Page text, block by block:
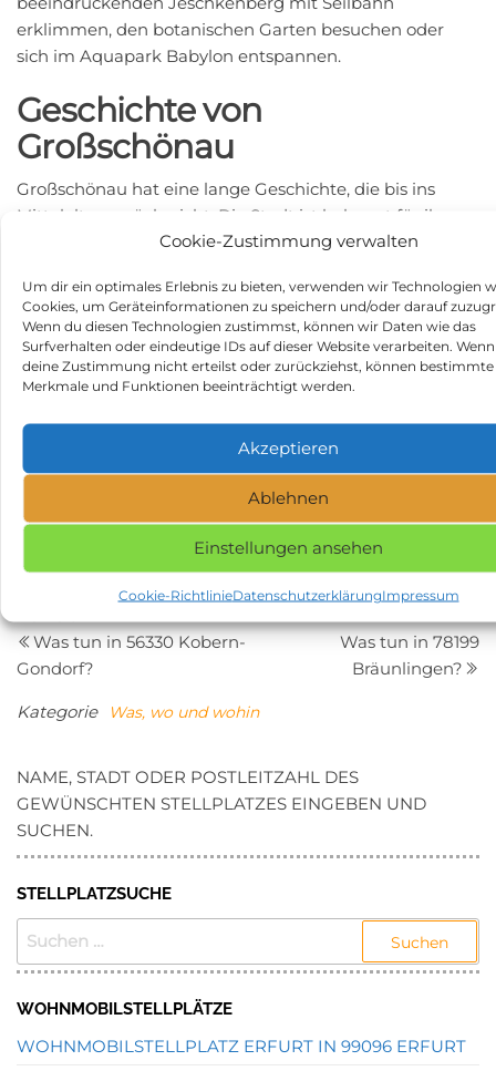
Cookie-Zustimmung verwalten
Um dir ein optimales Erlebnis zu bieten, verwenden wir Technologien
Cookies, um Geräteinformationen zu speichern und/oder darauf
Wenn du diesen Technologien zustimmst, können wir Daten wie das
Surfverhalten oder eindeutige IDs auf dieser Website verarbeiten.
deine Zustimmung nicht erteilst oder zurückziehst, können bestimmte
Merkmale und Funktionen beeinträchtigt werden.
Akzeptieren
Ablehnen
Einstellungen ansehen
Cookie-RichtlinieDatenschutzerklärungImpressum
erklimmen, den botanischen Garten besuchen oder
sich im Aquapark Babylon entspannen.
Geschichte von
Großschönau
Großschönau hat eine lange Geschichte, die bis ins
Mittelalter zurückreicht. Die Stadt ist bekannt für ihre
Textilindustrie, die im 18. Jahrhundert ihren Höhepunkt
die Herstellung von Damast und Frottierwaren in
Europa wurde. Dieses reiche Erbe ist noch heute in den
stolzen Gebäuden und Museen der Stadt zu sehen.
Fazit
Obwohl Großschönau eine kleine Stadt ist, hat sie viel
zu bieten – von malerischen Sehenswürdigkeiten und
Wanderwegen bis hin zu Ausflügen in nahegelegene
Städte. Egal, ob Sie die Natur, Geschichte oder Kultur
lieben, Großschönau und seine Umgebung werden Sie
nicht enttäuschen.
Beitragsnavigation
Beitrag
Was tun in 56330 Kobern-
Gondorf?
Was tun in 78199
Bräunlingen?
Kategorie Was, wo und wohin
NAME, STADT ODER POSTLEITZAHL DES
GEWÜNSCHTEN STELLPLATZES EINGEBEN UND
SUCHEN.
STELLPLATZSUCHE
SUCHEN
WOHNMOBILSTELLPLÄTZE
WOHNMOBILSTELLPLATZ ERFURT IN 99096 ERFURT